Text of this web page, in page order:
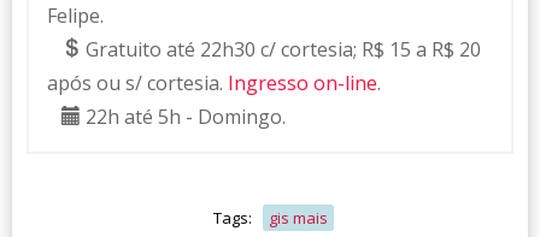
Felipe.
Gratuito até 22h30 c/ cortesia; R$ 15 a R$ 20
após ou s/ cortesia. Ingresso on-line.
22h até 5h - Domingo.
Tags: gis mais